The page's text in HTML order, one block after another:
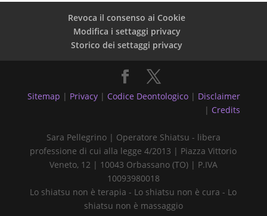
Revoca il consenso ai Cookie
Modifica i settaggi privacy
Storico dei settaggi privacy
Sitemap | Privacy | Codice Deontologico | Disclaimer
| Credits
Sara Pellegrino | Operatore Shiatsu - libera
professione di cui alla legge 4/2013 | Piazza Vittorio
Veneto, 12 | 10043 Orbassano (TO) | P.IVA
10093980018
Lo shiatsu non è terapia - Lo shiatsu non è cura - Lo
shiatsu non è massaggio